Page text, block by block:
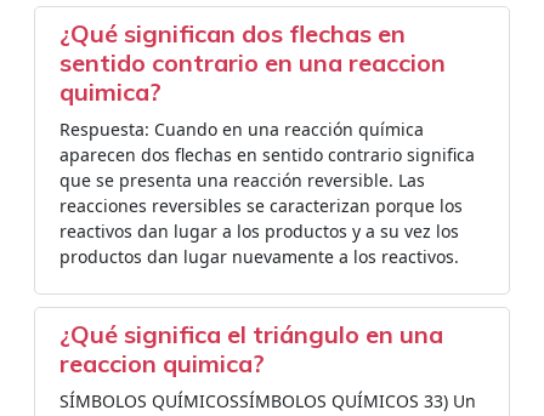
¿Qué significan dos flechas en
sentido contrario en una reaccion
quimica?
Respuesta: Cuando en una reacción química
aparecen dos flechas en sentido contrario significa
que se presenta una reacción reversible. Las
reacciones reversibles se caracterizan porque los
reactivos dan lugar a los productos y a su vez los
productos dan lugar nuevamente a los reactivos.
¿Qué significa el triángulo en una
reaccion quimica?
SÍMBOLOS QUÍMICOSSÍMBOLOS QUÍMICOS 33) Un